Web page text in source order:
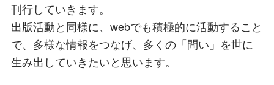
刊行していきます。
出版活動と同様に、webでも積極的に活動すること
で、多様な情報をつなげ、多くの「問い」を世に
生み出していきたいと思います。